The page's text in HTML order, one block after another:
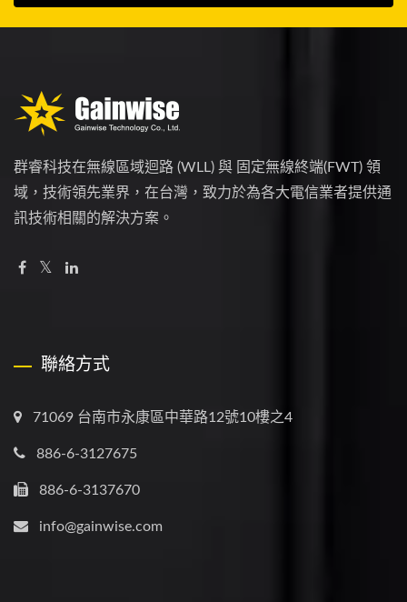
群睿科技在無線區域迴路 (WLL) 與 固定無線終端(FWT) 領
域，技術領先業界，在台灣，致力於為各大電信業者提供通
訊技術相關的解決方案。
聯絡方式
71069 台南市永康區中華路12號10樓之4
886-6-3127675
886-6-3137670
info@gainwise.com